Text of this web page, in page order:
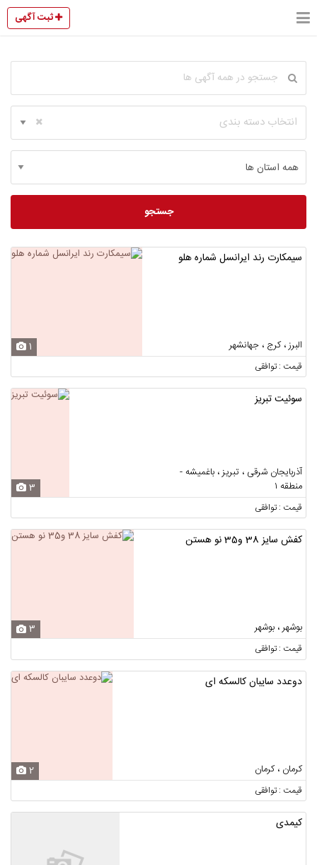
ثبت آگهی
انتخاب دسته بندی
جستجو
سیمکارت رند ایرانسل شماره هلو
البرز ، کرج ، جهانشهر 1
قیمت : توافقی
سوئیت تبریز
آذربایجان شرقی ، تبریز ، باغمیشه -
منطقه ۱
3
قیمت : توافقی
کفش سایز 38 و35 نو هستن
بوشهر ، بوشهر 3
قیمت : توافقی
دوعدد سایبان کالسکه ای
کرمان ، کرمان 2
قیمت : توافقی
کیمدی